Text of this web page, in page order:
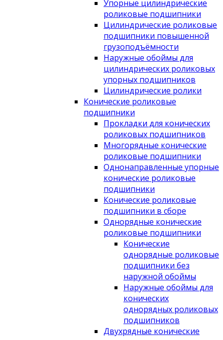
Упорные цилиндрические
роликовые подшипники
Цилиндрические роликовые
подшипники повышенной
грузоподъёмности
Наружные обоймы для
цилиндрических роликовых
упорных подшипников
Цилиндрические ролики
Конические роликовые
подшипники
Прокладки для конических
роликовых подшипников
Многорядные конические
роликовые подшипники
Однонаправленные упорные
конические роликовые
подшипники
Конические роликовые
подшипники в сборе
Однорядные конические
роликовые подшипники
Конические
однорядные роликовые
подшипники без
наружной обоймы
Наружные обоймы для
конических
однорядных роликовых
подшипников
Двухрядные конические